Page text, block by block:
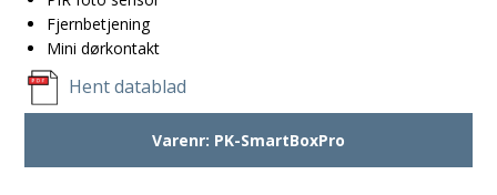
Fjernbetjening
Mini dørkontakt
Hent datablad
Varenr: PK-SmartBoxPro